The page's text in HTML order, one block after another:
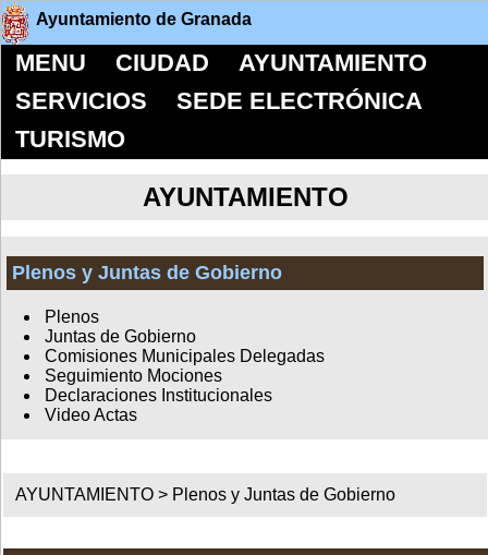
Ayuntamiento de Granada
MENU CIUDAD
AYUNTAMIENTO
SERVICIOS
SEDE ELECTRÓNICA
TURISMO
AYUNTAMIENTO
Plenos y Juntas de Gobierno
Plenos
Juntas de Gobierno
Comisiones Municipales Delegadas
Seguimiento Mociones
Declaraciones Institucionales
Video Actas
AYUNTAMIENTO > Plenos y Juntas de Gobierno